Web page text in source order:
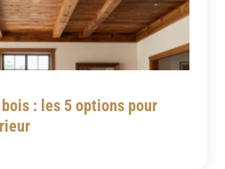
: les 5 options pour